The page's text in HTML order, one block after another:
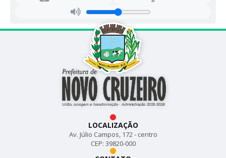
LOCALIZAÇÃO
Av. Júlio Campos, 172 - centro
CEP: 39820-000